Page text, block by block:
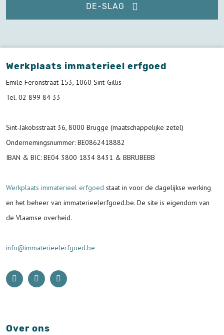
DE-SLAG
Werkplaats immaterieel erfgoed
Emile Feronstraat 153, 1060 Sint-Gillis
Tel. 02 899 84 33
Sint-Jakobsstraat 36, 8000 Brugge (maatschappelijke zetel)
Ondernemingsnummer: BE0862418882
IBAN & BIC: BE04 3800 1834 8431 & BBRUBEBB
Werkplaats immaterieel erfgoed staat in voor de dagelijkse werking
en het beheer van immaterieelerfgoed.be. De site is eigendom van
de Vlaamse overheid.
info@immaterieelerfgoed.be
Over ons